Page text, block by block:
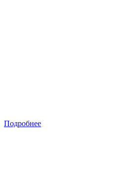
Подробнее